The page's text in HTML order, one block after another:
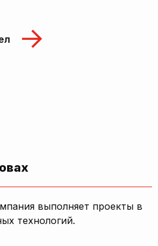
выполняет проекты в
технологий.